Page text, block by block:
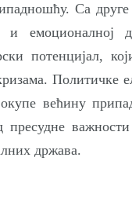
Са
и емоционалној
потенцијал,
Политичке
већину
држава.